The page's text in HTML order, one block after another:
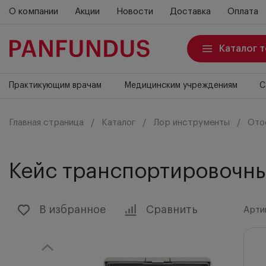
О компании Акции Новости Доставка Оплата
Каталог
Практикующим врачам Медицинским учреждениям
Главная страница Каталог Лор инструменты
Кейс
В избранное Сравнить